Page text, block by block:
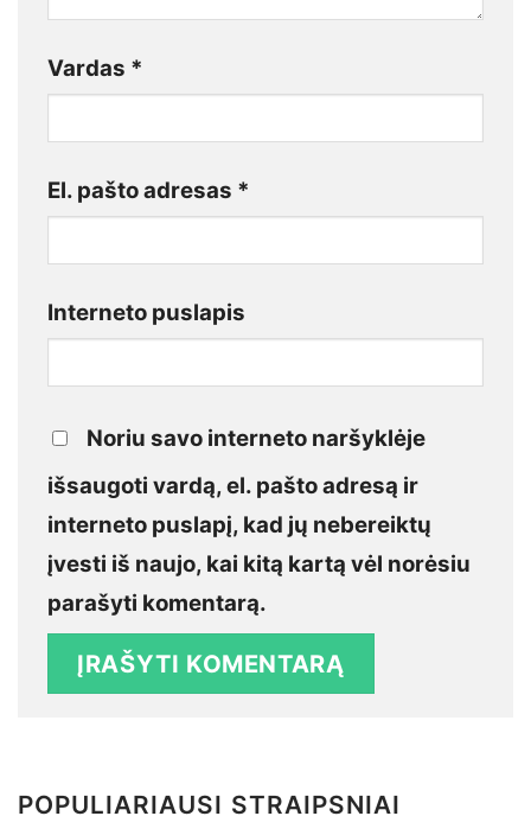
Vardas *
El. pašto adresas *
Interneto puslapis
Noriu savo interneto naršyklėje
išsaugoti vardą, el. pašto adresą ir
interneto puslapį, kad jų nebereiktų
įvesti iš naujo, kai kitą kartą vėl norėsiu
parašyti komentarą.
POPULIARIAUSI STRAIPSNIAI